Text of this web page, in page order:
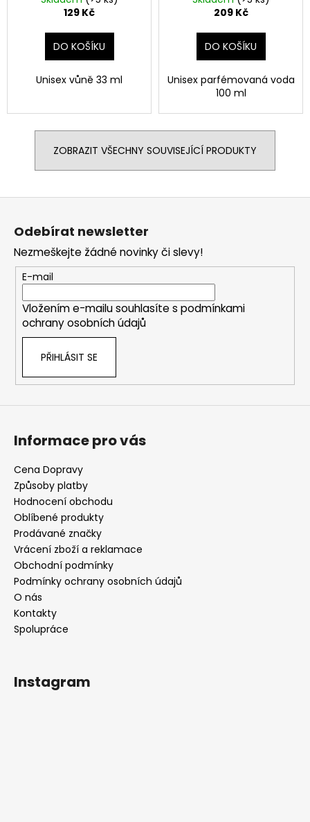
129 Kč
DO KOŠÍKU
Unisex vůně 33 ml
209 Kč
DO KOŠÍKU
Unisex parfémovaná voda
100 ml
ZOBRAZIT VŠECHNY SOUVISEJÍCÍ PRODUKTY
Z
Odebírat newsletter
Nezmeškejte žádné novinky či slevy!
E-mail
Vložením e-mailu souhlasíte s podmínkami
ochrany osobních údajů
PŘIHLÁSIT SE
Informace pro vás
Cena Dopravy
Způsoby platby
Hodnocení obchodu
Oblíbené produkty
Prodávané značky
Vrácení zboží a reklamace
Obchodní podmínky
Podmínky ochrany osobních údajů
O nás
Kontakty
Spolupráce
Instagram